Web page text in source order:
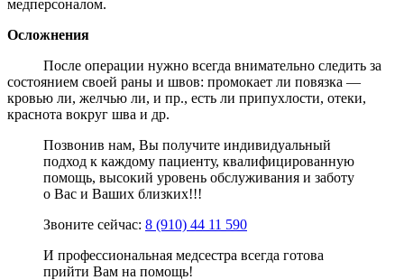
медперсоналом.
Осложнения
После операции нужно всегда внимательно следить за
состоянием своей раны и швов: промокает ли повязка —
кровью ли, желчью ли, и пр., есть ли припухлости, отеки,
краснота вокруг шва и др.
Позвонив нам, Вы получите индивидуальный
подход к каждому пациенту, квалифицированную
помощь, высокий уровень обслуживания и заботу
о Вас и Ваших близких!!!
Звоните сейчас: 8 (910) 44 11 590
И профессиональная медсестра всегда готова
прийти Вам на помощь!